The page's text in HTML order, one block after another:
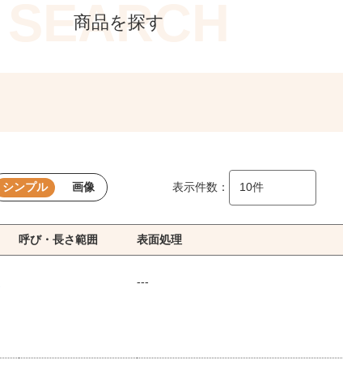
商品を探す
シンプル 画像 表示件数：
呼び・長さ範囲 表面処理
---